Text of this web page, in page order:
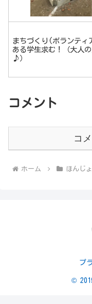
まちづくり(ボランティ
ある学生求む！（大人
♪）
コメント
コ
ホーム ほんじ
プ
©